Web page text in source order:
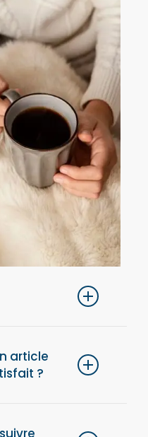
taille au-dessus
article
?
pour retourner